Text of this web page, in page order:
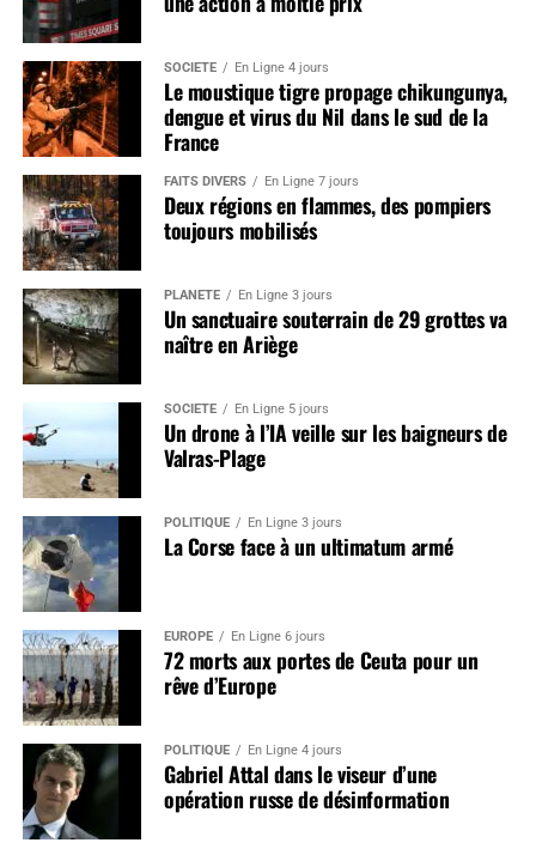
SOCIÉTÉ En Ligne 4 jours
Le moustique tigre propage chikungunya,
dengue et virus du Nil dans le sud de la
France
FAITS DIVERS En Ligne 7 jours
Deux régions en flammes, des pompiers
toujours mobilisés
PLANÈTE En Ligne 3 jours
Un sanctuaire souterrain de 29 grottes va
naître en Ariège
SOCIÉTÉ En Ligne 5 jours
Un drone à l’IA veille sur les baigneurs de
Valras-Plage
POLITIQUE En Ligne 3 jours
La Corse face à un ultimatum armé
EUROPE En Ligne 6 jours
72 morts aux portes de Ceuta pour un
rêve d’Europe
POLITIQUE En Ligne 4 jours
Gabriel Attal dans le viseur d’une
opération russe de désinformation